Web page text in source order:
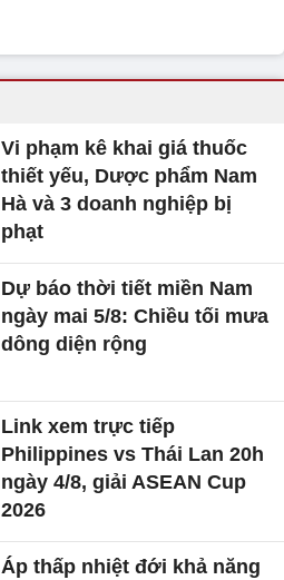
Vi phạm kê khai giá thuốc
thiết yếu, Dược phẩm Nam
Hà và 3 doanh nghiệp bị
phạt
Dự báo thời tiết miền Nam
ngày mai 5/8: Chiều tối mưa
dông diện rộng
Link xem trực tiếp
Philippines vs Thái Lan 20h
ngày 4/8, giải ASEAN Cup
2026
Áp thấp nhiệt đới khả năng